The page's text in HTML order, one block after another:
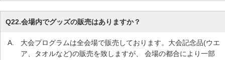
Q22.会場内でグッズの販売はありますか？
A.
大会プログラムは全会場で販売しております。大会記念品(ウエ
ア、タオルなど)の販売を致しますが、 会場の都合により一部